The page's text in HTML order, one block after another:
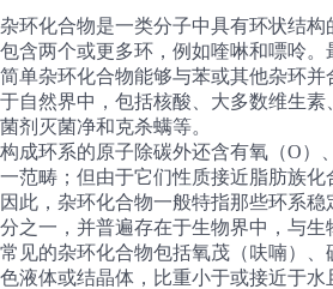
杂环化合物是一类分子中具有环状结
包含两个或更多环，例如喹啉和嘌呤。
简单杂环化合物能够与苯或其他杂环
于自然界中，包括核酸、大多数维生
菌剂灭菌净和克杀螨等。
构成环系的原子除碳外还含有氧（O）
一范畴；但由于它们性质接近脂肪族
因此，杂环化合物一般特指那些环系
分之一，并普遍存在于生物界中，与生
常见的杂环化合物包括氧茂（呋喃）
色液体或结晶体，比重小于或接近于